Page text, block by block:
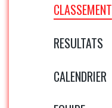
CLASSEMENT
RESULTATS
CALENDRIER